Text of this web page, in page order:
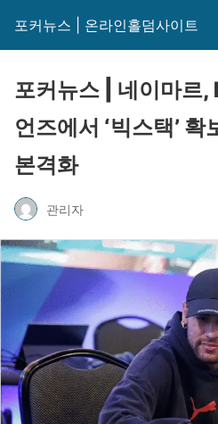
포커뉴스 | 온라인홀덤사이트
포커뉴스 | 네이마르,
언즈에서 ‘빅스택’
본격화
관리자